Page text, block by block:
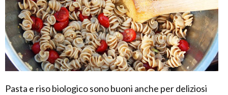
Pasta e riso biologico sono buoni anche per deliziosi